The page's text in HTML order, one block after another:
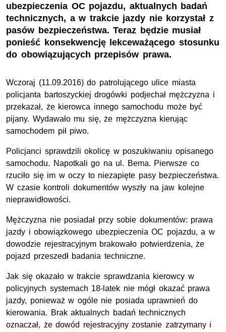
ubezpieczenia OC pojazdu, aktualnych badań
technicznych, a w trakcie jazdy nie korzystał z
pasów bezpieczeństwa. Teraz będzie musiał
ponieść konsekwencję lekceważącego stosunku
do obowiązujących przepisów prawa.
Wczoraj (11.09.2016) do patrolującego ulice miasta
policjanta bartoszyckiej drogówki podjechał mężczyzna i
przekazał, że kierowca innego samochodu może być
pijany. Wydawało mu się, że mężczyzna kierując
samochodem pił piwo.
Policjanci sprawdzili okolicę w poszukiwaniu opisanego
samochodu. Napotkali go na ul. Bema. Pierwsze co
rzuciło się im w oczy to niezapięte pasy bezpieczeństwa.
W czasie kontroli dokumentów wyszły na jaw kolejne
nieprawidłowości.
Mężczyzna nie posiadał przy sobie dokumentów: prawa
jazdy i obowiązkowego ubezpieczenia OC pojazdu, a w
dowodzie rejestracyjnym brakowało potwierdzenia, że
pojazd przeszedł badania techniczne.
Jak się okazało w trakcie sprawdzania kierowcy w
policyjnych systemach 18-latek nie mógł okazać prawa
jazdy, ponieważ w ogóle nie posiada uprawnień do
kierowania. Brak aktualnych badań technicznych
oznaczał, że dowód rejestracyjny zostanie zatrzymany i